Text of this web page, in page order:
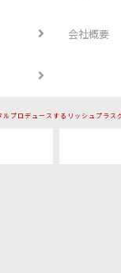
会社概要
ルプロデュースするリッシュプラス